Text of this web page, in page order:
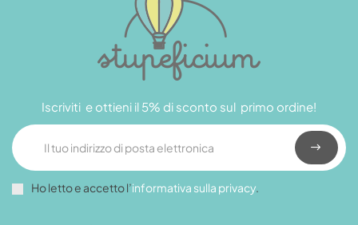
Iscriviti e ottieni il 5% di sconto sul primo ordine!
Ho letto e accetto l’informativa sulla privacy.